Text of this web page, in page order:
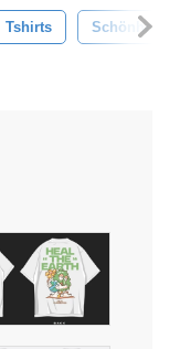
Tshirts Schönheit